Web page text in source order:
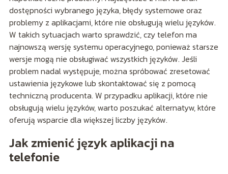
dostępności wybranego języka, błędy systemowe oraz
problemy z aplikacjami, które nie obsługują wielu języków.
W takich sytuacjach warto sprawdzić, czy telefon ma
najnowszą wersję systemu operacyjnego, ponieważ starsze
wersje mogą nie obsługiwać wszystkich języków. Jeśli
problem nadal występuje, można spróbować zresetować
ustawienia językowe lub skontaktować się z pomocą
techniczną producenta. W przypadku aplikacji, które nie
obsługują wielu języków, warto poszukać alternatyw, które
oferują wsparcie dla większej liczby języków.
Jak zmienić język aplikacji na
telefonie